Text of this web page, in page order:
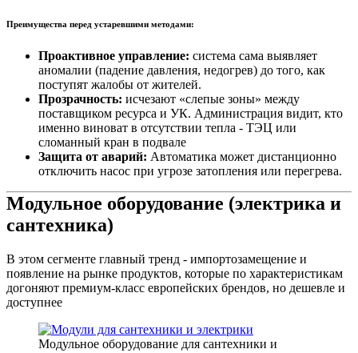
Преимущества перед устаревшими методами:
Проактивное управление: система сама выявляет
аномалии (падение давления, недогрев) до того, как
поступят жалобы от жителей.
Прозрачность: исчезают «слепые зоны» между
поставщиком ресурса и УК. Администрация видит, кто
именно виноват в отсутствии тепла - ТЭЦ или
сломанный кран в подвале
Защита от аварий: Автоматика может дистанционно
отключить насос при угрозе затопления или перегрева.
Модульное оборудование (электрика и
сантехника)
В этом сегменте главный тренд - импортозамещение и
появление на рынке продуктов, которые по характеристикам
догоняют премиум-класс европейских брендов, но дешевле и
доступнее
Модульное оборудование для сантехники и